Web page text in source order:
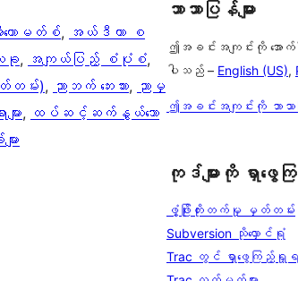
ကောမတ်စ်, အယ်ဒီတာ စ
းခု, အကျယ်ပြည့် စံပုံစံ
မ်း), ညာဘက် ဘေးဘား, ညာမှ
ား, ထပ်ဆင့်ဆက်နွယ်သော
ား
ဘာသာပြန်များ
ဤအခင်းအကျင်းကို အောက်
ပါသည် – English (US),
ဤအခင်းအကျင်းကို ဘာသ
ကုဒ်များကို ရှာဖွ
ဖွံ့ဖြိုးတိုးတက်မှု မှတ်တမ်း
Subversion သိုလှောင်ရုံ
Trac တွင် ရှာဖွေကြည့်ရှု